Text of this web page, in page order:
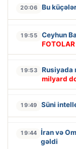
20:06 Bu
19:55 Ceyhun
FOTOLAR
19:53 Rusiyada
milyard
19:49 Süni
19:44 İran və
gəldi